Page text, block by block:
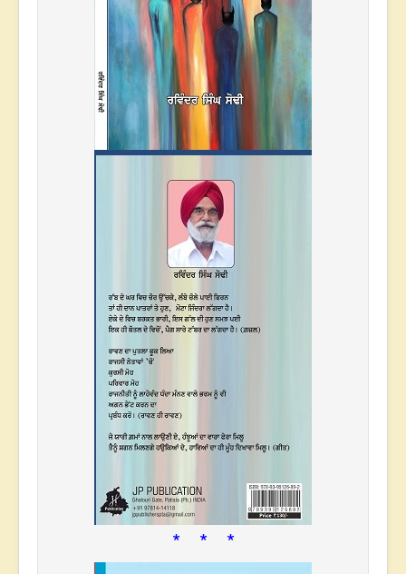
* * *